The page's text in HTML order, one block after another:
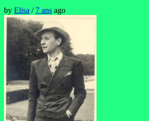
by Elisa / 7 ans ago